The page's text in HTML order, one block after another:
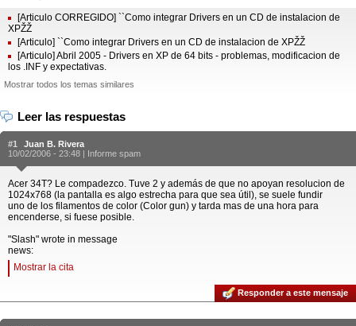
[Articulo CORREGIDO] ``Como integrar Drivers en un CD de instalacion de
XPŽŽ
[Articulo] ``Como integrar Drivers en un CD de instalacion de XPŽŽ
[Articulo] Abril 2005 - Drivers en XP de 64 bits - problemas, modificacion de
los .INF y expectativas.
Mostrar todos los temas similares
Leer las respuestas
#1
Juan B. Rivera
10/02/2006 - 23:48 | Informe spam
Acer 34T? Le compadezco. Tuve 2 y además de que no apoyan resolucion de
1024x768 (la pantalla es algo estrecha para que sea útil), se suele fundir
uno de los filamentos de color (Color gun) y tarda mas de una hora para
encenderse, si fuese posible.
"Slash" wrote in message
news:
Mostrar la cita
Responder a este mensaje